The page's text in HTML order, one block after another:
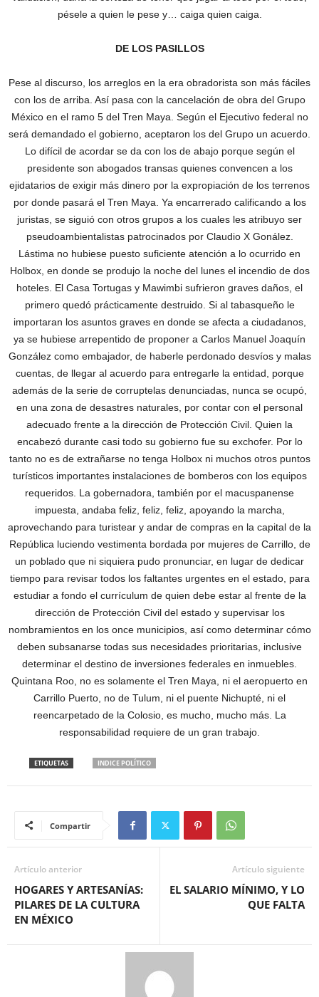
pésele a quien le pese y… caiga quien caiga.
DE LOS PASILLOS
Pese al discurso, los arreglos en la era obradorista son más fáciles
con los de arriba. Así pasa con la cancelación de obra del Grupo
México en el ramo 5 del Tren Maya. Según el Ejecutivo federal no
será demandado el gobierno, aceptaron los del Grupo un acuerdo.
Lo difícil de acordar se da con los de abajo porque según el
presidente son abogados transas quienes convencen a los
ejidatarios de exigir más dinero por la expropiación de los terrenos
por donde pasará el Tren Maya. Ya encarrerado calificando a los
juristas, se siguió con otros grupos a los cuales les atribuyo ser
pseudoambientalistas patrocinados por Claudio X Gonález.
Lástima no hubiese puesto suficiente atención a lo ocurrido en
Holbox, en donde se produjo la noche del lunes el incendio de dos
hoteles. El Casa Tortugas y Mawimbi sufrieron graves daños, el
primero quedó prácticamente destruido. Si al tabasqueño le
importaran los asuntos graves en donde se afecta a ciudadanos,
ya se hubiese arrepentido de proponer a Carlos Manuel Joaquín
González como embajador, de haberle perdonado desvíos y malas
cuentas, de llegar al acuerdo para entregarle la entidad, porque
además de la serie de corruptelas denunciadas, nunca se ocupó,
en una zona de desastres naturales, por contar con el personal
adecuado frente a la dirección de Protección Civil. Quien la
encabezó durante casi todo su gobierno fue su exchofer. Por lo
tanto no es de extrañarse no tenga Holbox ni muchos otros puntos
turísticos importantes instalaciones de bomberos con los equipos
requeridos. La gobernadora, también por el macuspanense
impuesta, andaba feliz, feliz, feliz, apoyando la marcha,
aprovechando para turistear y andar de compras en la capital de la
República luciendo vestimenta bordada por mujeres de Carrillo, de
un poblado que ni siquiera pudo pronunciar, en lugar de dedicar
tiempo para revisar todos los faltantes urgentes en el estado, para
estudiar a fondo el currículum de quien debe estar al frente de la
dirección de Protección Civil del estado y supervisar los
nombramientos en los once municipios, así como determinar cómo
deben subsanarse todas sus necesidades prioritarias, inclusive
determinar el destino de inversiones federales en inmuebles.
Quintana Roo, no es solamente el Tren Maya, ni el aeropuerto en
Carrillo Puerto, no de Tulum, ni el puente Nichupté, ni el
reencarpetado de la Colosio, es mucho, mucho más. La
responsabilidad requiere de un gran trabajo.
ETIQUETAS INDICE POLÍTICO
Compartir
Artículo anterior
HOGARES Y ARTESANÍAS:
PILARES DE LA CULTURA
EN MÉXICO
Artículo siguiente
EL SALARIO MÍNIMO, Y LO
QUE FALTA